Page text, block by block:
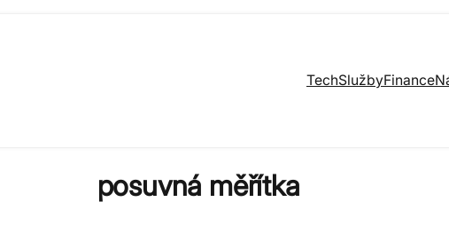
TechSlužbyFinance
posuvná měřítka